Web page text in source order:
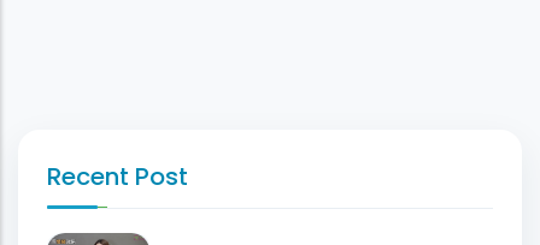
Recent Post